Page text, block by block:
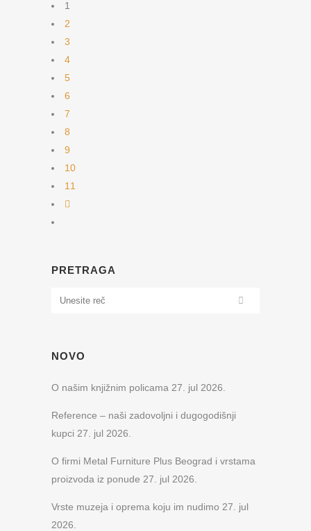
1
2
3
4
5
6
7
8
9
10
11
PRETRAGA
NOVO
O našim knjižnim policama 27. jul 2026.
Reference – naši zadovoljni i dugogodišnji
kupci 27. jul 2026.
O firmi Metal Furniture Plus Beograd i vrstama
proizvoda iz ponude 27. jul 2026.
Vrste muzeja i oprema koju im nudimo 27. jul
2026.